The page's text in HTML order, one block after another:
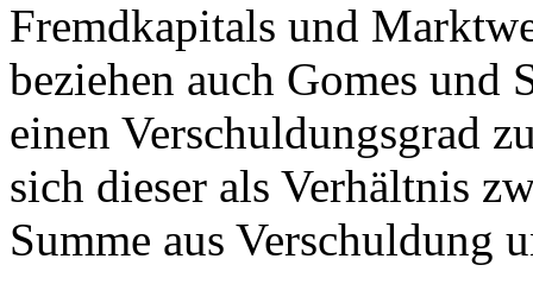
Fremdkapitals und
beziehen auch Gomes
einen Verschuldungsgrad
sich dieser als Verhältnis
Summe aus Verschuldung